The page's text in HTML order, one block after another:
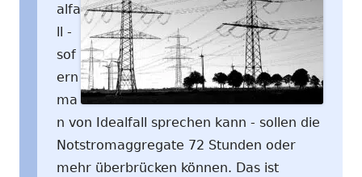
alfa
ll -
sof
ern
ma
n von Idealfall sprechen kann - sollen die
Notstromaggregate 72 Stunden oder
mehr überbrücken können. Das ist